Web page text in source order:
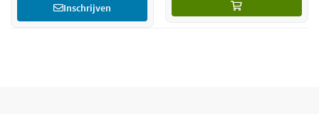
Inschrijven